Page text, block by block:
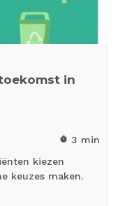
in
timer 3 min
kiezen
keuzes maken.